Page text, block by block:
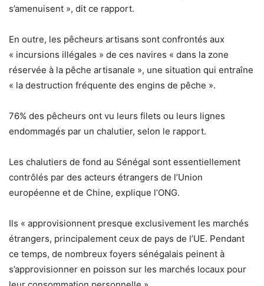
s’amenuisent », dit ce rapport.
En outre, les pêcheurs artisans sont confrontés aux
« incursions illégales » de ces navires « dans la zone
réservée à la pêche artisanale », une situation qui entraîne
« la destruction fréquente des engins de pêche ».
76% des pêcheurs ont vu leurs filets ou leurs lignes
endommagés par un chalutier, selon le rapport.
Les chalutiers de fond au Sénégal sont essentiellement
contrôlés par des acteurs étrangers de l’Union
européenne et de Chine, explique l’ONG.
Ils « approvisionnent presque exclusivement les marchés
étrangers, principalement ceux de pays de l’UE. Pendant
ce temps, de nombreux foyers sénégalais peinent à
s’approvisionner en poisson sur les marchés locaux pour